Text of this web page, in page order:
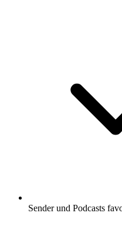
Sender und Podcasts